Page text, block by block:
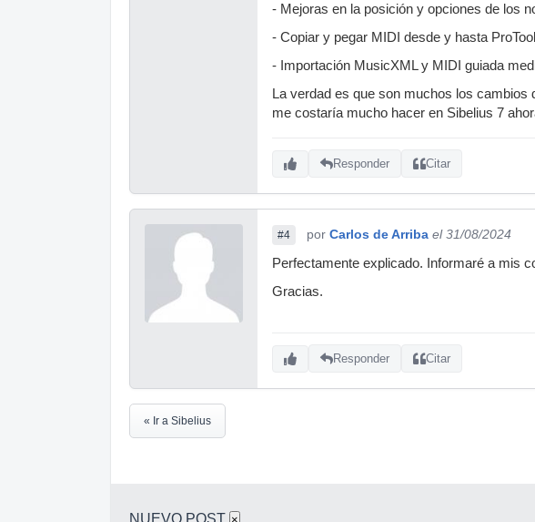
- Mejoras en la posición y opciones de los
- Copiar y pegar MIDI desde y hasta
- Importación MusicXML y MIDI guiada
La verdad es que son muchos los
me costaría mucho hacer en Sibelius 7
Responder Citar
#4 por Carlos de Arriba el 31/08/2024
Perfectamente explicado. Informaré a mis
Gracias.
Responder Citar
« Ir a Sibelius
NUEVO POST